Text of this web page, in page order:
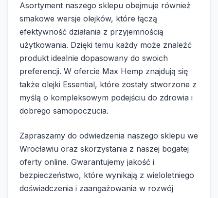
Asortyment naszego sklepu obejmuje również
smakowe wersje olejków, które łączą
efektywność działania z przyjemnością
użytkowania. Dzięki temu każdy może znaleźć
produkt idealnie dopasowany do swoich
preferencji. W ofercie Max Hemp znajdują się
także olejki Essential, które zostały stworzone z
myślą o kompleksowym podejściu do zdrowia i
dobrego samopoczucia.
Zapraszamy do odwiedzenia naszego sklepu we
Wrocławiu oraz skorzystania z naszej bogatej
oferty online. Gwarantujemy jakość i
bezpieczeństwo, które wynikają z wieloletniego
doświadczenia i zaangażowania w rozwój